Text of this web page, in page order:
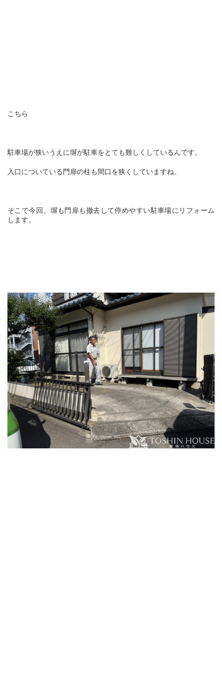
こちら
駐車場が狭いうえに塀が駐車をとても難しくしているんです。
入口についている門扉の柱も間口を狭くしていますね。
そこで今回、塀も門扉も撤去して停めやすい駐車場にリフォーム
します。